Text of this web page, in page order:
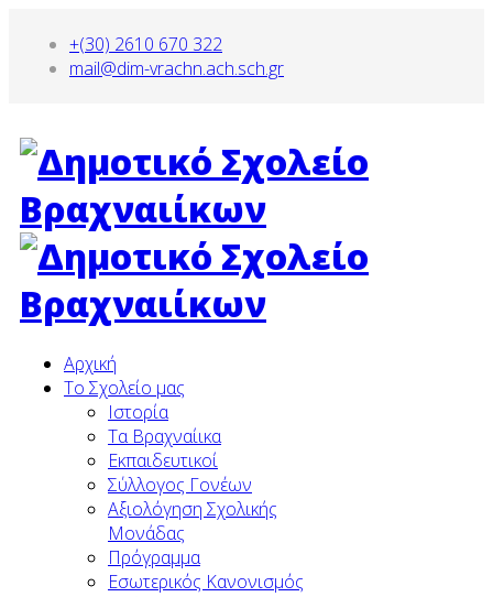
+(30) 2610 670 322
mail@dim-vrachn.ach.sch.gr
Αρχική
To Σχολείο μας
Ιστορία
Τα Βραχναίικα
Εκπαιδευτικοί
Σύλλογος Γονέων
Αξιολόγηση Σχολικής
Μονάδας
Πρόγραμμα
Εσωτερικός Κανονισμός